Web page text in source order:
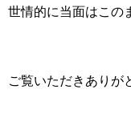
世情的に当面はこの
ご覧いただきありが